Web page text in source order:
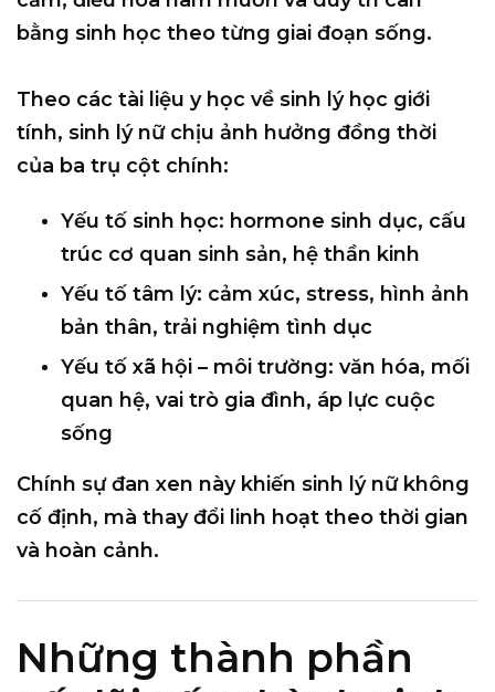
bằng sinh học theo từng giai đoạn sống.
Theo các tài liệu y học về sinh lý học giới
tính, sinh lý nữ chịu ảnh hưởng đồng thời
của ba trụ cột chính:
Yếu tố sinh học: hormone sinh dục, cấu
trúc cơ quan sinh sản, hệ thần kinh
Yếu tố tâm lý: cảm xúc, stress, hình ảnh
bản thân, trải nghiệm tình dục
Yếu tố xã hội – môi trường: văn hóa, mối
quan hệ, vai trò gia đình, áp lực cuộc
sống
Chính sự đan xen này khiến sinh lý nữ không
cố định, mà thay đổi linh hoạt theo thời gian
và hoàn cảnh.
Những thành phần